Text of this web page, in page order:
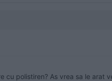
polistiren? As vrea sa le arat